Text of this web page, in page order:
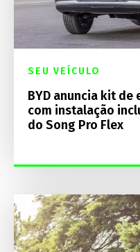
SEU VEÍCULO
BYD anuncia kit
com instalação
do Song Pro Flex